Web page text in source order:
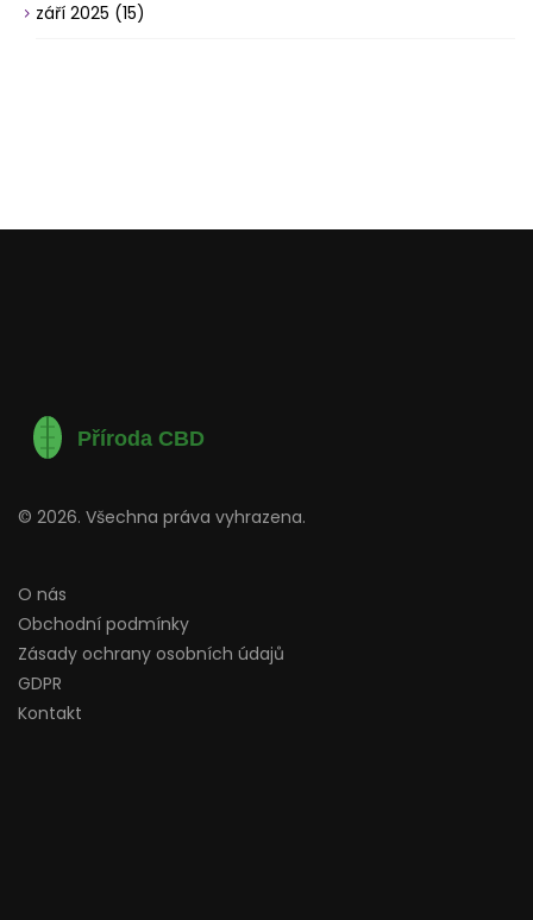
září 2025 (15)
© 2026. Všechna práva vyhrazena.
O nás
Obchodní podmínky
Zásady ochrany osobních údajů
GDPR
Kontakt